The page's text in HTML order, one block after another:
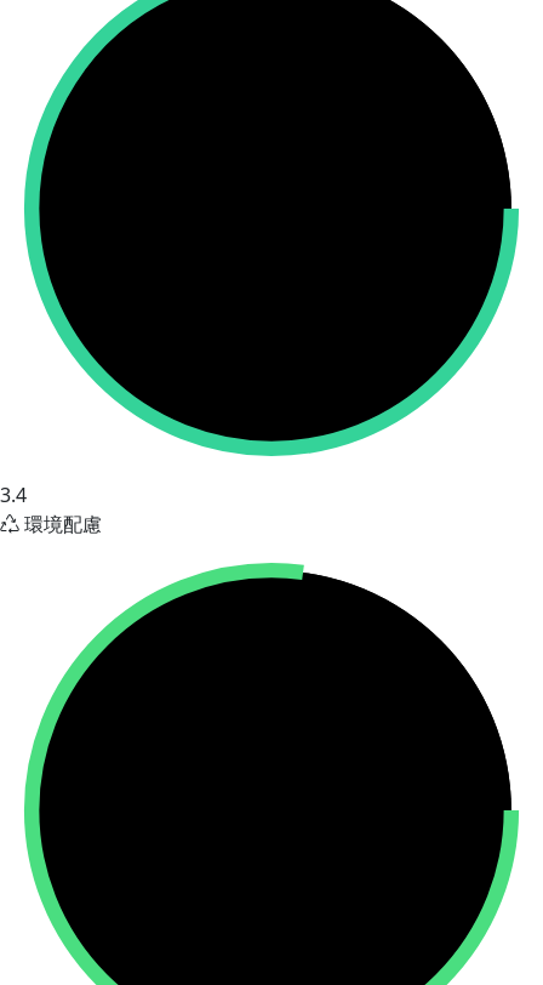
3.4
環境配慮